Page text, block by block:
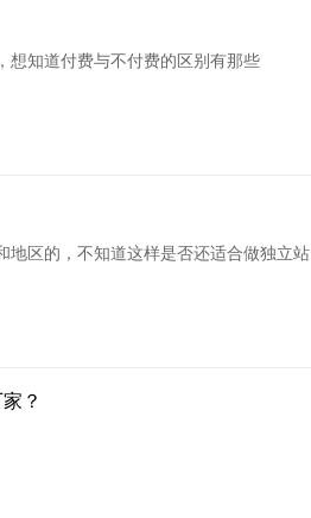
想知道付费与不付费的区别有那些
地区的，不知道这样是否还适合做独立站
？